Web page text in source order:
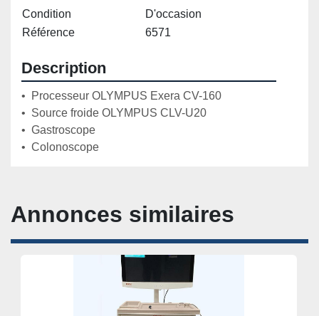
Condition
D'occasion
Référence
6571
Description
•  Processeur OLYMPUS Exera CV-160
•  Source froide OLYMPUS CLV-U20
•  Gastroscope
•  Colonoscope
Annonces similaires